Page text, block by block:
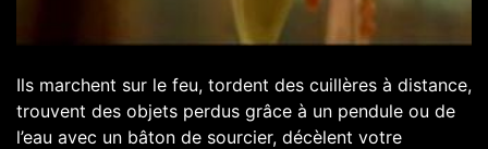
Ils marchent sur le feu, tordent des cuillères à distance,
trouvent des objets perdus grâce à un pendule ou de
l’eau avec un bâton de sourcier, décèlent votre